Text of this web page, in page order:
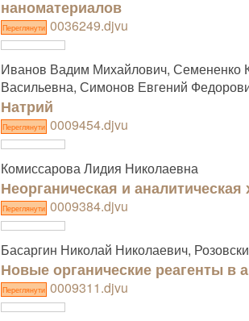
наноматериалов
Переглянути 0036249.djvu
Иванов Вадим Михайлович, Семененко
Васильевна, Симонов Евгений
Натрий
Переглянути 0009454.djvu
Комиссарова Лидия Николаевна
Неорганическая и
Переглянути 0009384.djvu
Басаргин Николай Николаевич,
Новые органические реагенты в
Переглянути 0009311.djvu